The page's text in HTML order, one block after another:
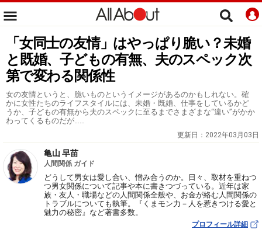
「女同士の友情」はやっぱり脆い？未婚
と既婚、子どもの有無、夫のスペック次
第で変わる関係性
女の友情というと、脆いものというイメージがあるのかもしれない。確
かに女性たちのライフスタイルには、未婚・既婚、仕事をしているかど
うか、子どもの有無から夫のスペックに至るまでさまざまな“違い”がかか
わってくるものだが……
更新日： 2022年03月03日
亀山 早苗
人間関係 ガイド
どうして男女は愛し合い、憎み合うのか。日々、取材を重ねつ
つ男女関係について記事や本に書きつづっている。近年は家
族・友人・職場などの人間関係全般や、お金が絡む人間関係の
トラブルについても執筆。『くまモン力－人を惹きつける愛と
魅力の秘密』など著書多数。
プロフィール詳細